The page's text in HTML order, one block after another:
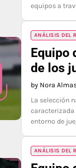
equipos a
ANÁLISIS DEL
Equipo
de los
by Nora
La selección
entorno de
ANÁLISIS DEL